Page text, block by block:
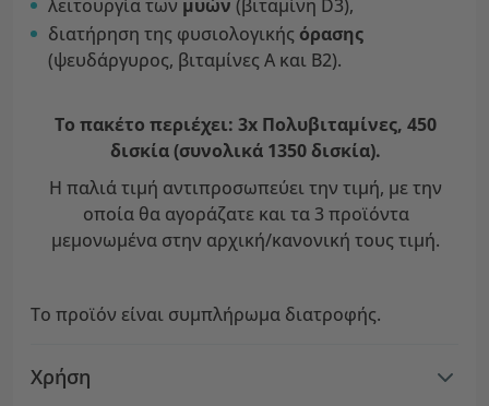
λειτουργία των μυών (βιταμίνη D3),
διατήρηση της φυσιολογικής όρασης
(ψευδάργυρος, βιταμίνες Α και Β2).
Το πακέτο περιέχει: 3x Πολυβιταμίνες, 450
δισκία (συνολικά 1350 δισκία).
Η παλιά τιμή αντιπροσωπεύει την τιμή, με την
οποία θα αγοράζατε και τα 3 προϊόντα
μεμονωμένα στην αρχική/κανονική τους τιμή.
Το προϊόν είναι συμπλήρωμα διατροφής.
Χρήση